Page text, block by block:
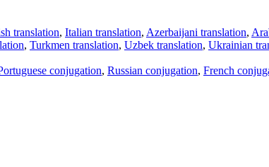
translation, Italian translation, Azerbaijani translation,
, Turkmen translation, Uzbek translation, Ukrainian
conjugation, Russian conjugation, French